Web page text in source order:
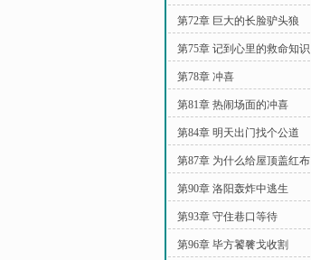
第72章 巨大的长脸驴头狼
第75章 记到心里的救命知识
第78章 冲喜
第81章 热闹场面的冲喜
第84章 明天出门找个公道
第87章 为什么给屋顶盖红布
第90章 洛阳轰炸中逃生
第93章 守住巷口等待
第96章 毕方饕餮戈收割